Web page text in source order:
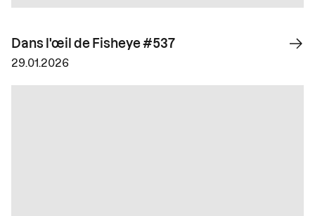
Dans l'œil de Fisheye #537
29.01.2026